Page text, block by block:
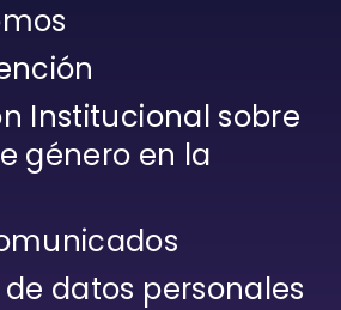
Institucional sobre
género en la
datos personales